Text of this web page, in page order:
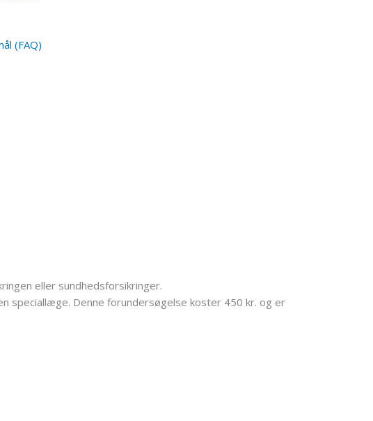
(FAQ)
eller sundhedsforsikringer.
speciallæge. Denne forundersøgelse koster 450 kr. og er